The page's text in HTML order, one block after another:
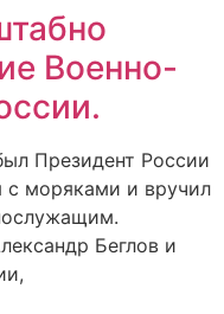
Военно-
Президент России
с моряками и вручил
Беглов и